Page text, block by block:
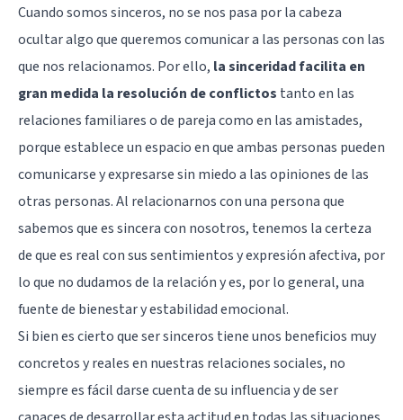
Cuando somos sinceros, no se nos pasa por la cabeza
ocultar algo que queremos comunicar a las personas con las
que nos relacionamos. Por ello, la sinceridad facilita en
gran medida la resolución de conflictos tanto en las
relaciones familiares o de pareja como en las amistades,
porque establece un espacio en que ambas personas pueden
comunicarse y expresarse sin miedo a las opiniones de las
otras personas. Al relacionarnos con una persona que
sabemos que es sincera con nosotros, tenemos la certeza
de que es real con sus sentimientos y expresión afectiva, por
lo que no dudamos de la relación y es, por lo general, una
fuente de bienestar y estabilidad emocional.
Si bien es cierto que ser sinceros tiene unos beneficios muy
concretos y reales en nuestras relaciones sociales, no
siempre es fácil darse cuenta de su influencia y de ser